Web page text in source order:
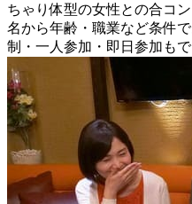
ちゃり体型の女性との合コ
名から年齢・職業など条件
制・一人参加・即日参加もで